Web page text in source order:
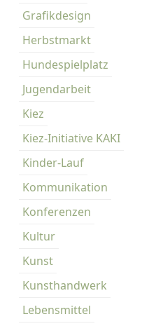
Grafikdesign
Herbstmarkt
Hundespielplatz
Jugendarbeit
Kiez
Kiez-Initiative KAKI
Kinder-Lauf
Kommunikation
Konferenzen
Kultur
Kunst
Kunsthandwerk
Lebensmittel